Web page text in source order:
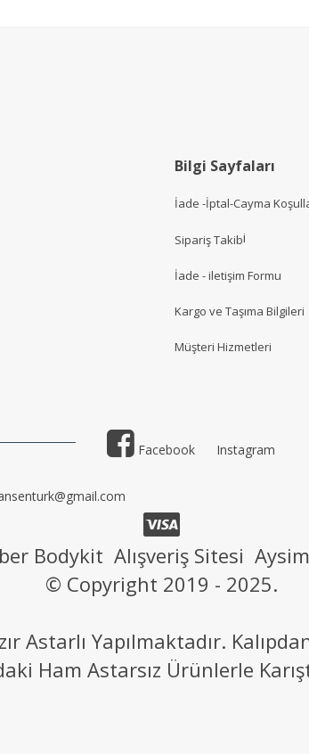
Bilgi Sayfaları
İade -İptal-Cayma
Sipariş Takibi
İade - iletişim Formu
Kargo ve Taşıma Bilgileri
Müşteri Hizmetleri
Facebook Instagram
Bodykit Alışveriş Sitesi
© Copyright 2019 - 2025.
Astarlı Yapılmaktadır.
Ham Astarsız Ürünlerle